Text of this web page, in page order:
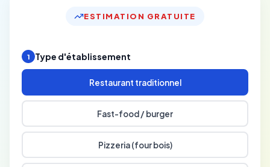
ESTIMATION GRATUITE
1 Type d'établissement
Restaurant traditionnel
Fast-food / burger
Pizzeria (four bois)